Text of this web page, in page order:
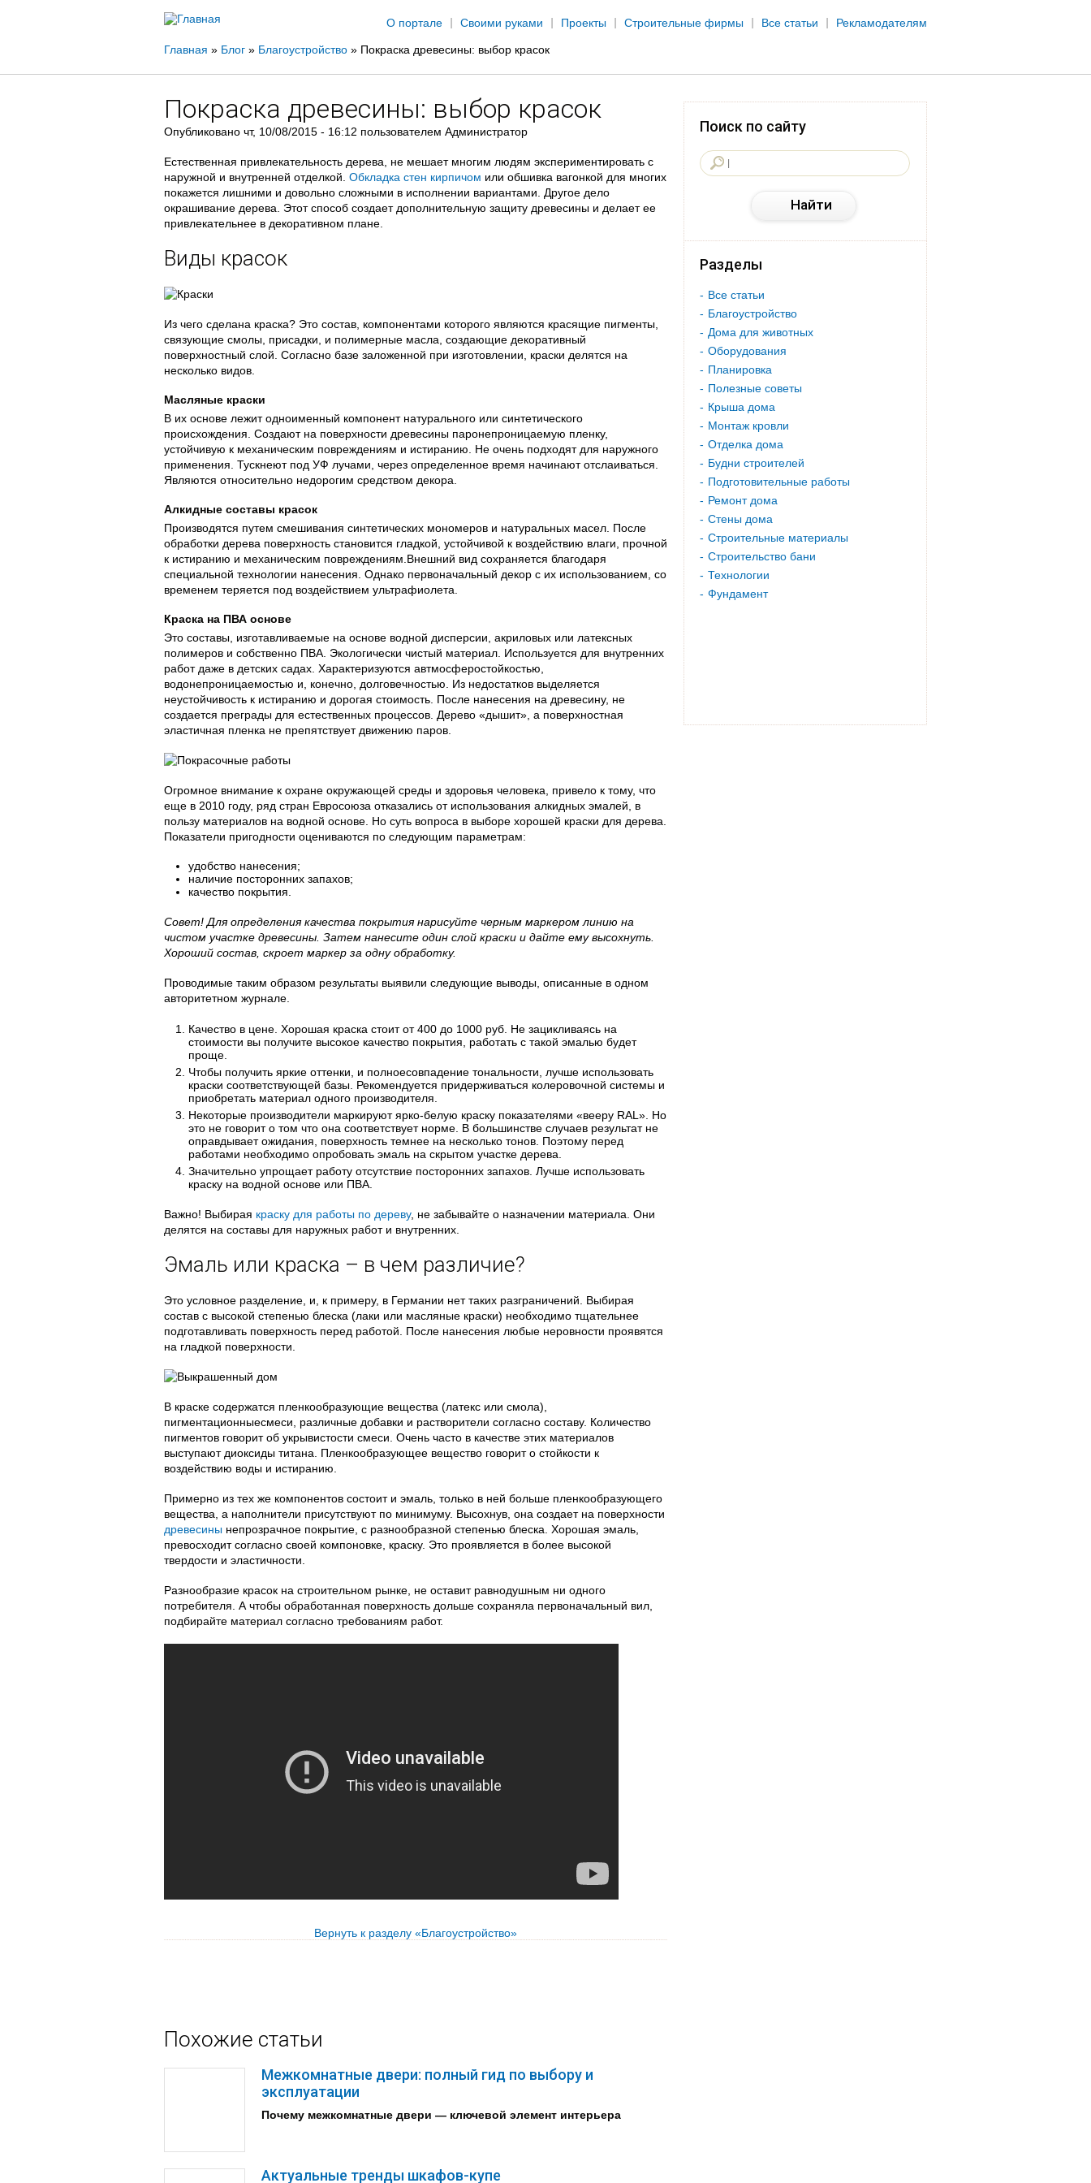
О портале
Своими руками Проекты Строительные фирмы Все статьи Рекламодателям
Вы
здесь
Главная » Блог » Благоустройство » Покраска древесины: выбор красок
Покраска древесины: выбор красок
Опубликовано чт, 10/08/2015 - 16:12 пользователем Администратор
Естественная привлекательность дерева, не мешает многим людям экспериментировать с
наружной и внутренней отделкой. Обкладка стен кирпичом или обшивка вагонкой для многих
покажется лишними и довольно сложными в исполнении вариантами. Другое дело
окрашивание дерева. Этот способ создает дополнительную защиту древесины и делает ее
привлекательнее в декоративном плане.
Виды красок
Из чего сделана краска? Это состав, компонентами которого являются красящие пигменты,
связующие смолы, присадки, и полимерные масла, создающие декоративный
поверхностный слой. Согласно базе заложенной при изготовлении, краски делятся на
несколько видов.
Масляные краски
В их основе лежит одноименный компонент натурального или синтетического
происхождения. Создают на поверхности древесины паронепроницаемую пленку,
устойчивую к механическим повреждениям и истиранию. Не очень подходят для наружного
применения. Тускнеют под УФ лучами, через определенное время начинают отслаиваться.
Являются относительно недорогим средством декора.
Алкидные составы красок
Производятся путем смешивания синтетических мономеров и натуральных масел. После
обработки дерева поверхность становится гладкой, устойчивой к воздействию влаги, прочной
к истиранию и механическим повреждениям.Внешний вид сохраняется благодаря
специальной технологии нанесения. Однако первоначальный декор с их использованием, со
временем теряется под воздействием ультрафиолета.
Краска на ПВА основе
Это составы, изготавливаемые на основе водной дисперсии, акриловых или латексных
полимеров и собственно ПВА. Экологически чистый материал. Используется для внутренних
работ даже в детских садах. Характеризуются автмосферостойкостью,
водонепроницаемостью и, конечно, долговечностью. Из недостатков выделяется
неустойчивость к истиранию и дорогая стоимость. После нанесения на древесину, не
создается преграды для естественных процессов. Дерево «дышит», а поверхностная
эластичная пленка не препятствует движению паров.
Огромное внимание к охране окружающей среды и здоровья человека, привело к тому, что
еще в 2010 году, ряд стран Евросоюза отказались от использования алкидных эмалей, в
пользу материалов на водной основе. Но суть вопроса в выборе хорошей краски для дерева.
Показатели пригодности оцениваются по следующим параметрам:
удобство нанесения;
наличие посторонних запахов;
качество покрытия.
Совет! Для определения качества покрытия нарисуйте черным маркером линию на
чистом участке древесины. Затем нанесите один слой краски и дайте ему высохнуть.
Хороший состав, скроет маркер за одну обработку.
Проводимые таким образом результаты выявили следующие выводы, описанные в одном
авторитетном журнале.
Качество в цене. Хорошая краска стоит от 400 до 1000 руб. Не зацикливаясь на
стоимости вы получите высокое качество покрытия, работать с такой эмалью будет
проще.
Чтобы получить яркие оттенки, и полноесовпадение тональности, лучше использовать
краски соответствующей базы. Рекомендуется придерживаться колеровочной системы и
приобретать материал одного производителя.
Некоторые производители маркируют ярко-белую краску показателями «вееру RAL». Но
это не говорит о том что она соответствует норме. В большинстве случаев результат не
оправдывает ожидания, поверхность темнее на несколько тонов. Поэтому перед
работами необходимо опробовать эмаль на скрытом участке дерева.
Значительно упрощает работу отсутствие посторонних запахов. Лучше использовать
краску на водной основе или ПВА.
Важно! Выбирая краску для работы по дереву, не забывайте о назначении материала. Они
делятся на составы для наружных работ и внутренних.
Эмаль или краска – в чем различие?
Это условное разделение, и, к примеру, в Германии нет таких разграничений. Выбирая
состав с высокой степенью блеска (лаки или масляные краски) необходимо тщательнее
подготавливать поверхность перед работой. После нанесения любые неровности проявятся
на гладкой поверхности.
В краске содержатся пленкообразующие вещества (латекс или смола),
пигментационныесмеси, различные добавки и растворители согласно составу. Количество
пигментов говорит об укрывистости смеси. Очень часто в качестве этих материалов
выступают диоксиды титана. Пленкообразующее вещество говорит о стойкости к
воздействию воды и истиранию.
Примерно из тех же компонентов состоит и эмаль, только в ней больше пленкообразующего
вещества, а наполнители присутствуют по минимуму. Высохнув, она создает на поверхности
древесины непрозрачное покрытие, с разнообразной степенью блеска. Хорошая эмаль,
превосходит согласно своей компоновке, краску. Это проявляется в более высокой
твердости и эластичности.
Разнообразие красок на строительном рынке, не оставит равнодушным ни одного
потребителя. А чтобы обработанная поверхность дольше сохраняла первоначальный вил,
подбирайте материал согласно требованиям работ.
Вернуть к разделу «Благоустройство»
Похожие статьи
Межкомнатные двери: полный гид по выбору и
эксплуатации
Почему межкомнатные двери — ключевой элемент интерьера
Актуальные тренды шкафов-купе
Поиск по сайту
Разделы
Все статьи
Благоустройство
Дома для животных
Оборудования
Планировка
Полезные советы
Крыша дома
Монтаж кровли
Отделка дома
Будни строителей
Подготовительные работы
Ремонт дома
Стены дома
Строительные материалы
Строительство бани
Технологии
Фундамент